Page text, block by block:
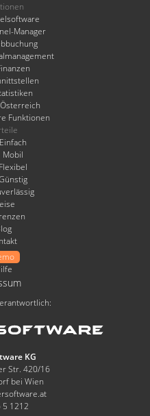
Manager
Funktionen
Einfach
Mobil
Flexibel
KG
Str. 420/16
bei Wien
5 1212